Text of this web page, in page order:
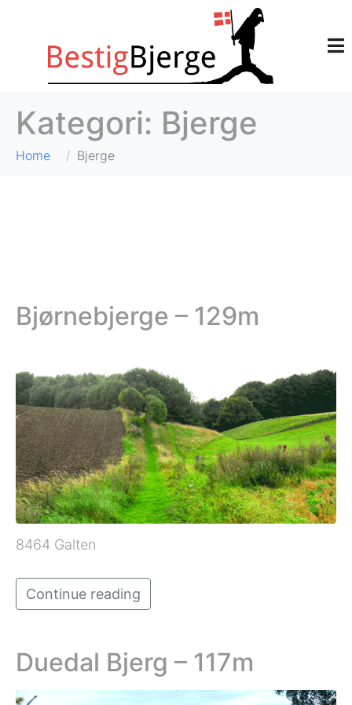
Kategori: Bjerge
Home Bjerge
Bjørnebjerge – 129m
8464 Galten
Continue reading
Duedal Bjerg – 117m